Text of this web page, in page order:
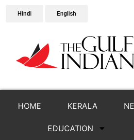
Hindi English
HOME KERALA
EDUCATION